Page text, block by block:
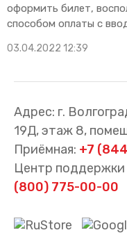
оформить билет,
способом оплаты с
03.04.2022 12:39
Адрес: г.
19Д, этаж 8,
Приёмная: +7
Центр
(800) 775-00-00